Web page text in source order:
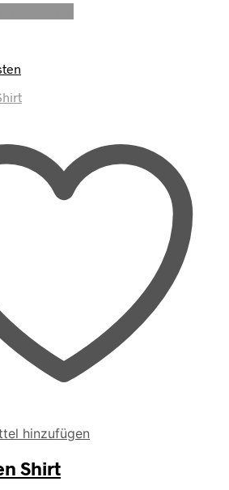
auf
der
Produktseite
gewählt
hinzufügen
Shirt